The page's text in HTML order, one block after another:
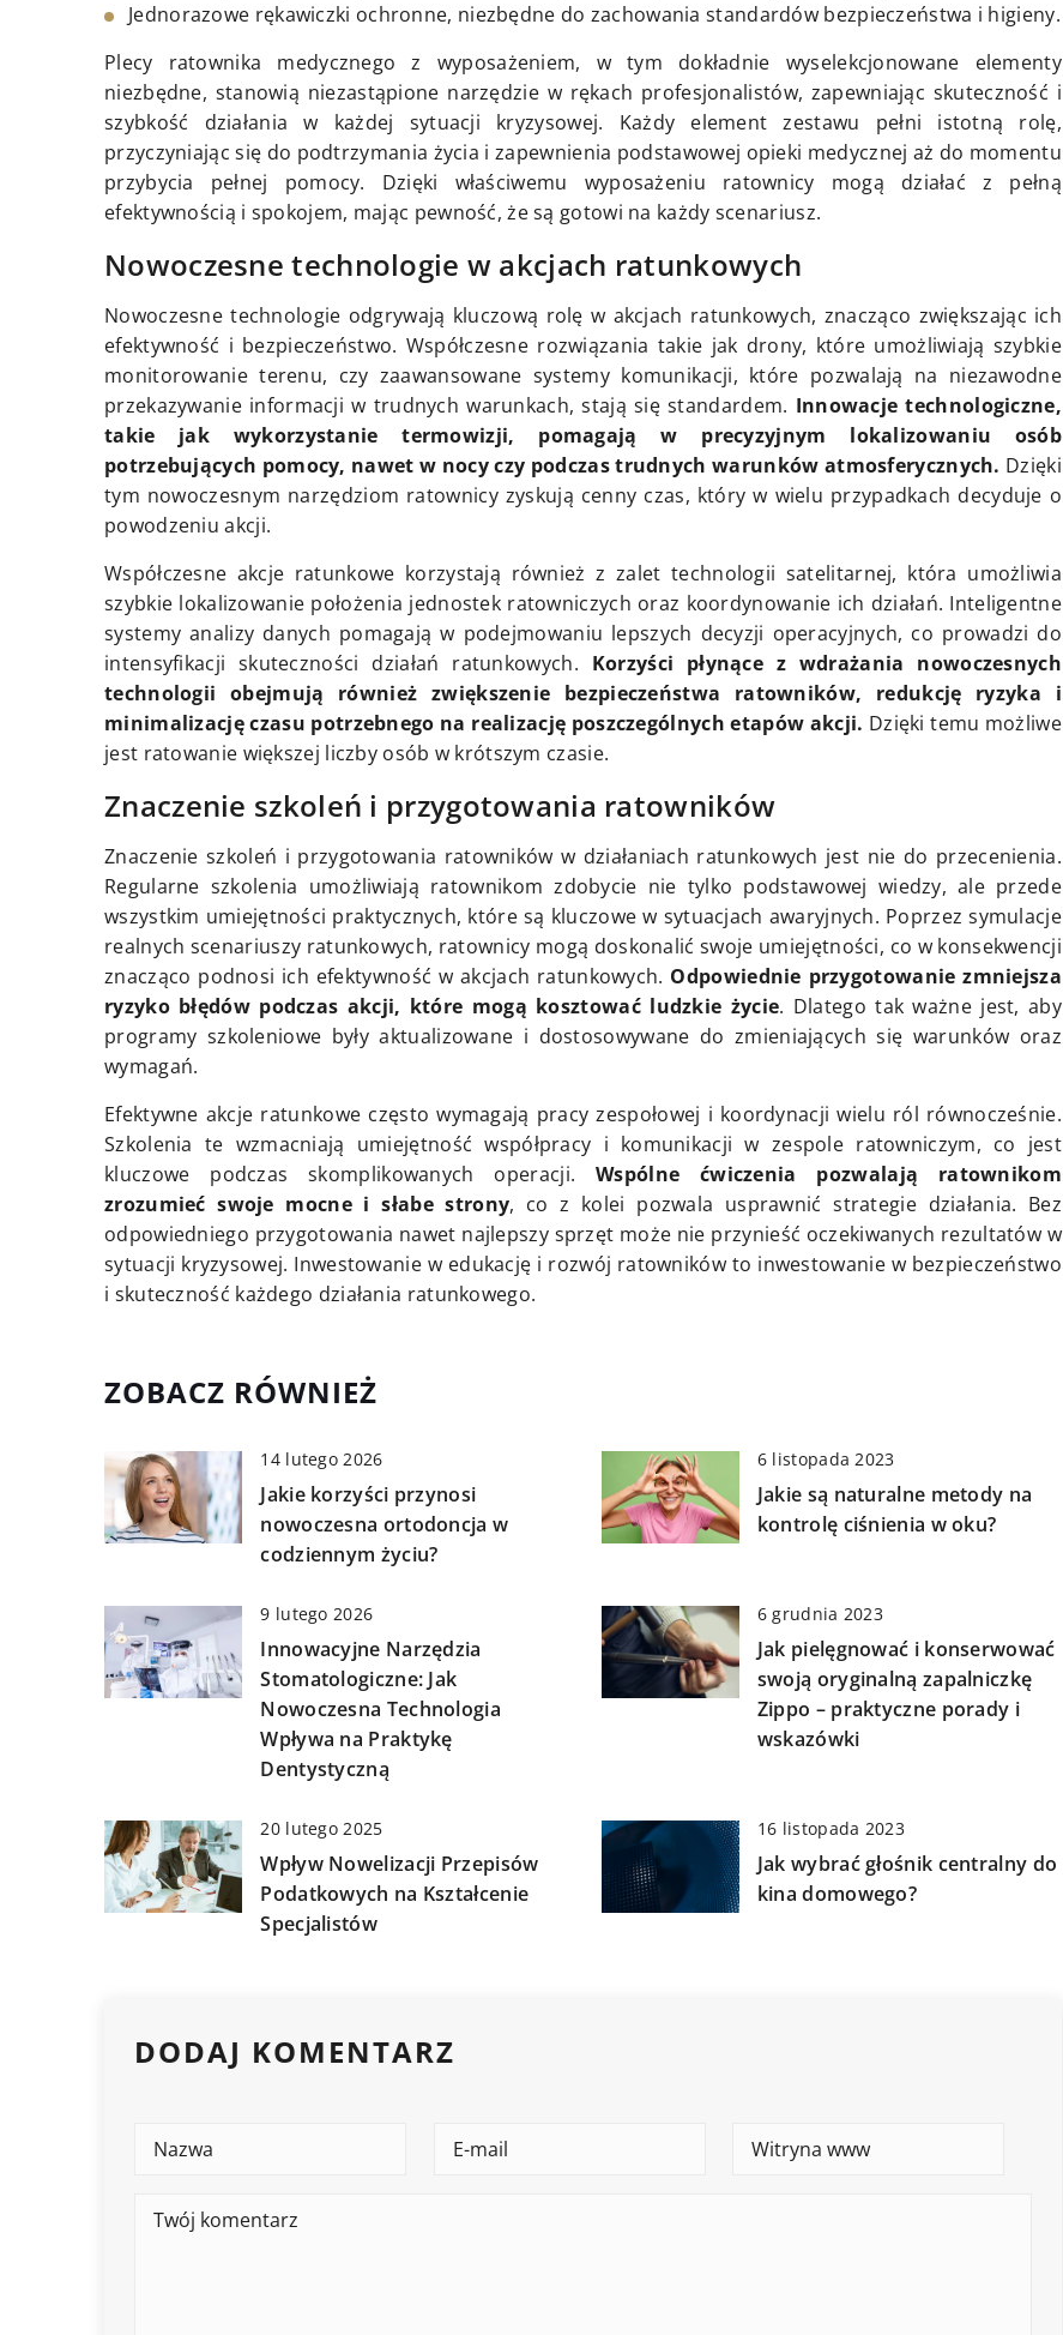
Jednorazowe rękawiczki ochronne, niezbędne do zachowania standardów bezpieczeństwa i higieny.
Plecy ratownika medycznego z wyposażeniem, w tym dokładnie wyselekcjonowane elementy
niezbędne, stanowią niezastąpione narzędzie w rękach profesjonalistów, zapewniając skuteczność i
szybkość działania w każdej sytuacji kryzysowej. Każdy element zestawu pełni istotną rolę,
przyczyniając się do podtrzymania życia i zapewnienia podstawowej opieki medycznej aż do momentu
przybycia pełnej pomocy. Dzięki właściwemu wyposażeniu ratownicy mogą działać z pełną
efektywnością i spokojem, mając pewność, że są gotowi na każdy scenariusz.
Nowoczesne technologie w akcjach ratunkowych
Nowoczesne technologie odgrywają kluczową rolę w akcjach ratunkowych, znacząco zwiększając ich
efektywność i bezpieczeństwo. Współczesne rozwiązania takie jak drony, które umożliwiają szybkie
monitorowanie terenu, czy zaawansowane systemy komunikacji, które pozwalają na niezawodne
przekazywanie informacji w trudnych warunkach, stają się standardem. Innowacje technologiczne,
takie jak wykorzystanie termowizji, pomagają w precyzyjnym lokalizowaniu osób
potrzebujących pomocy, nawet w nocy czy podczas trudnych warunków atmosferycznych. Dzięki
tym nowoczesnym narzędziom ratownicy zyskują cenny czas, który w wielu przypadkach decyduje o
powodzeniu akcji.
Współczesne akcje ratunkowe korzystają również z zalet technologii satelitarnej, która umożliwia
szybkie lokalizowanie położenia jednostek ratowniczych oraz koordynowanie ich działań. Inteligentne
systemy analizy danych pomagają w podejmowaniu lepszych decyzji operacyjnych, co prowadzi do
intensyfikacji skuteczności działań ratunkowych. Korzyści płynące z wdrażania nowoczesnych
technologii obejmują również zwiększenie bezpieczeństwa ratowników, redukcję ryzyka i
minimalizację czasu potrzebnego na realizację poszczególnych etapów akcji. Dzięki temu możliwe
jest ratowanie większej liczby osób w krótszym czasie.
Znaczenie szkoleń i przygotowania ratowników
Znaczenie szkoleń i przygotowania ratowników w działaniach ratunkowych jest nie do przecenienia.
Regularne szkolenia umożliwiają ratownikom zdobycie nie tylko podstawowej wiedzy, ale przede
wszystkim umiejętności praktycznych, które są kluczowe w sytuacjach awaryjnych. Poprzez symulacje
realnych scenariuszy ratunkowych, ratownicy mogą doskonalić swoje umiejętności, co w konsekwencji
znacząco podnosi ich efektywność w akcjach ratunkowych. Odpowiednie przygotowanie zmniejsza
ryzyko błędów podczas akcji, które mogą kosztować ludzkie życie. Dlatego tak ważne jest, aby
programy szkoleniowe były aktualizowane i dostosowywane do zmieniających się warunków oraz
wymagań.
Efektywne akcje ratunkowe często wymagają pracy zespołowej i koordynacji wielu ról równocześnie.
Szkolenia te wzmacniają umiejętność współpracy i komunikacji w zespole ratowniczym, co jest
kluczowe podczas skomplikowanych operacji.Wspólne ćwiczenia pozwalają ratownikom
zrozumieć swoje mocne i słabe strony, co z kolei pozwala usprawnić strategie działania. Bez
odpowiedniego przygotowania nawet najlepszy sprzęt może nie przynieść oczekiwanych rezultatów w
sytuacji kryzysowej. Inwestowanie w edukację i rozwój ratowników to inwestowanie w bezpieczeństwo
i skuteczność każdego działania ratunkowego.
ZOBACZ RÓWNIEŻ
14 lutego 2026
Jakie korzyści przynosi
nowoczesna ortodoncja w
codziennym życiu?
6 listopada 2023
Jakie są naturalne metody na
kontrolę ciśnienia w oku?
9 lutego 2026
Innowacyjne Narzędzia
Stomatologiczne: Jak
Nowoczesna Technologia
Wpływa na Praktykę
Dentystyczną
6 grudnia 2023
Jak pielęgnować i konserwować
swoją oryginalną zapalniczkę
Zippo – praktyczne porady i
wskazówki
20 lutego 2025
Wpływ Nowelizacji Przepisów
Podatkowych na Kształcenie
Specjalistów
16 listopada 2023
Jak wybrać głośnik centralny do
kina domowego?
DODAJ KOMENTARZ